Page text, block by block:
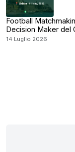
Football
Decision Maker del
14 Luglio 2026